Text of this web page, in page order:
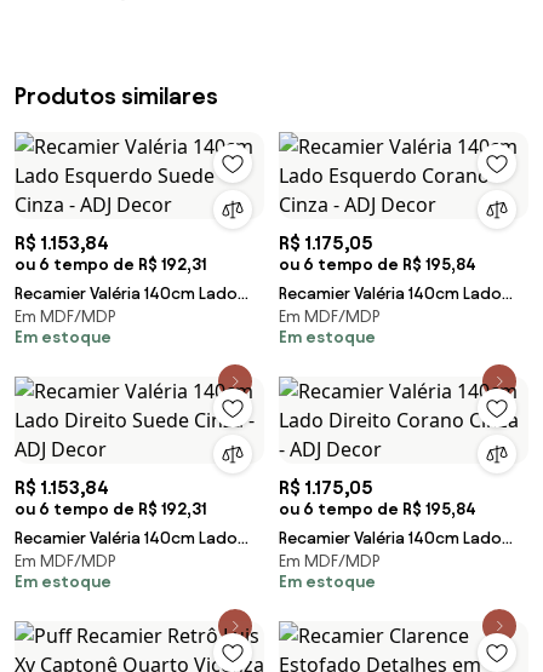
Produtos similares
R$ 1.153,84
ou 6 tempo de R$ 192,31
Recamier Valéria 140cm Lado
Esquerdo Suede Cinza - ADJ
Decor
Em MDF/MDP
Em estoque
R$ 1.175,05
ou 6 tempo de R$ 195,84
Recamier Valéria 140cm Lado
Esquerdo Corano Cinza - ADJ
Decor
Em MDF/MDP
Em estoque
R$ 1.153,84
ou 6 tempo de R$ 192,31
Recamier Valéria 140cm Lado
Direito Suede Cinza - ADJ
Decor
Em MDF/MDP
Em estoque
R$ 1.175,05
ou 6 tempo de R$ 195,84
Recamier Valéria 140cm Lado
Direito Corano Cinza - ADJ
Decor
Em MDF/MDP
Em estoque